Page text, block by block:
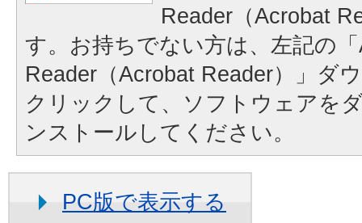
Reader（Acrobat
す。お持ちでない方は、左記の
Reader（Acrobat Reader）」ダ
クリックして、ソフトウェアを
ンストールしてください。
PC版で表示する